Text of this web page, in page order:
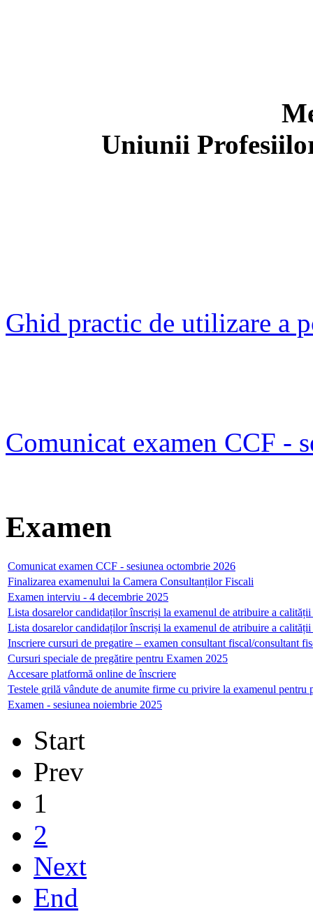
Uniunii
Ghid practic de utilizare a
Comunicat examen CCF -
Examen
Comunicat examen CCF - sesiunea octombrie 2026
Finalizarea examenului la Camera Consultanților Fiscali
Examen interviu - 4 decembrie 2025
Lista dosarelor candidaților înscriși la examenul de atribuire a
Lista dosarelor candidaților înscriși la examenul de atribuire a
Inscriere cursuri de pregatire – examen consultant fiscal/consultant
Cursuri speciale de pregătire pentru Examen 2025
Accesare platformă online de înscriere
Testele grilă vândute de anumite firme cu privire la examenul
Examen - sesiunea noiembrie 2025
Start
Prev
1
2
Next
End